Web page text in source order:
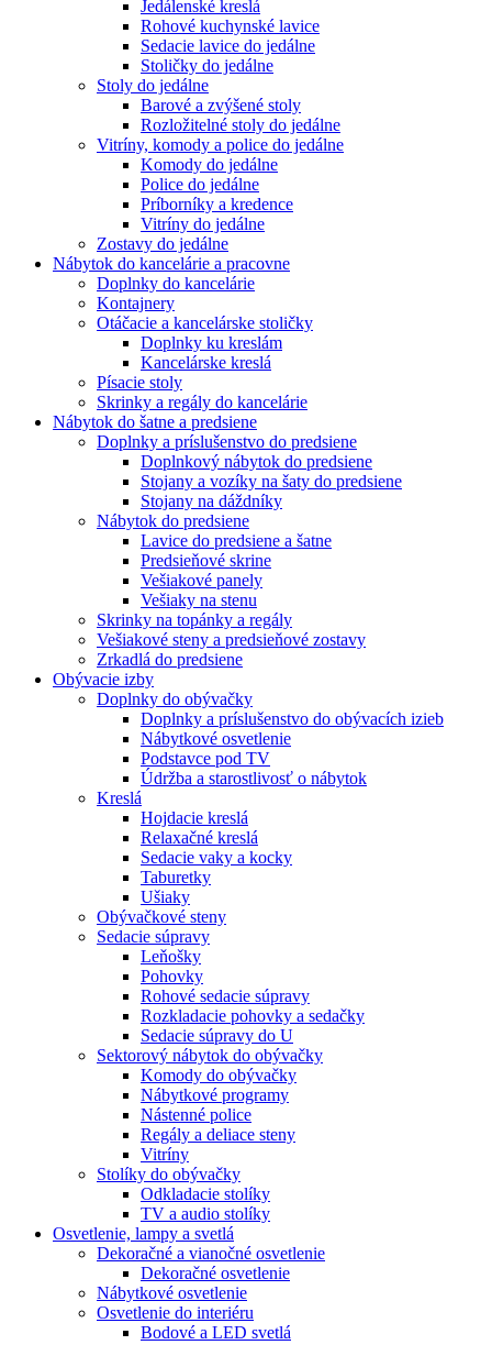
Jedálenské kreslá
Rohové kuchynské lavice
Sedacie lavice do jedálne
Stoličky do jedálne
Stoly do jedálne
Barové a zvýšené stoly
Rozložitelné stoly do jedálne
Vitríny, komody a police do jedálne
Komody do jedálne
Police do jedálne
Príborníky a kredence
Vitríny do jedálne
Zostavy do jedálne
Nábytok do kancelárie a pracovne
Doplnky do kancelárie
Kontajnery
Otáčacie a kancelárske stoličky
Doplnky ku kreslám
Kancelárske kreslá
Písacie stoly
Skrinky a regály do kancelárie
Nábytok do šatne a predsiene
Doplnky a príslušenstvo do predsiene
Doplnkový nábytok do predsiene
Stojany a vozíky na šaty do predsiene
Stojany na dáždníky
Nábytok do predsiene
Lavice do predsiene a šatne
Predsieňové skrine
Vešiakové panely
Vešiaky na stenu
Skrinky na topánky a regály
Vešiakové steny a predsieňové zostavy
Zrkadlá do predsiene
Obývacie izby
Doplnky do obývačky
Doplnky a príslušenstvo do obývacích izieb
Nábytkové osvetlenie
Podstavce pod TV
Údržba a starostlivosť o nábytok
Kreslá
Hojdacie kreslá
Relaxačné kreslá
Sedacie vaky a kocky
Taburetky
Ušiaky
Obývačkové steny
Sedacie súpravy
Leňošky
Pohovky
Rohové sedacie súpravy
Rozkladacie pohovky a sedačky
Sedacie súpravy do U
Sektorový nábytok do obývačky
Komody do obývačky
Nábytkové programy
Nástenné police
Regály a deliace steny
Vitríny
Stolíky do obývačky
Odkladacie stolíky
TV a audio stolíky
Osvetlenie, lampy a svetlá
Dekoračné a vianočné osvetlenie
Dekoračné osvetlenie
Nábytkové osvetlenie
Osvetlenie do interiéru
Bodové a LED svetlá